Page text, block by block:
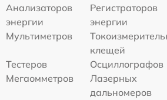
Анализаторов
энергии
Регистраторов
энергии
Мультиметров
клещей
Тестеров
Осциллографов
Мегаомметров
Лазерных
дальномеров